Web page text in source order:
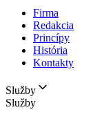
Firma
Redakcia
Princípy
História
Kontakty
Služby
Služby